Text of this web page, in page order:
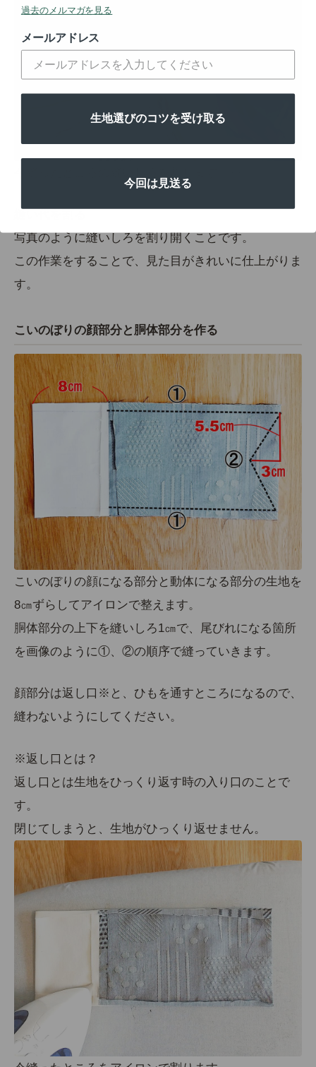
写真のように縫いしろを割り開くことです。
この作業をすることで、見た目がきれいに仕上がりま
す。
こいのぼりの顔部分と胴体部分を作る
こいのぼりの顔になる部分と動体になる部分の生地を
8㎝ずらしてアイロンで整えます。
胴体部分の上下を縫いしろ1㎝で、尾びれになる箇所
を画像のように①、②の順序で縫っていきます。
顔部分は返し口※ と、ひもを通すところになるので、
縫わないようにしてください。
※返し口とは？
返し口とは生地をひっくり返す時の入り口のことで
す。
閉じてしまうと、生地がひっくり返せません。
過去のメルマガを見る
メールアドレス
生地選びのコツを受け取る
今回は見送る